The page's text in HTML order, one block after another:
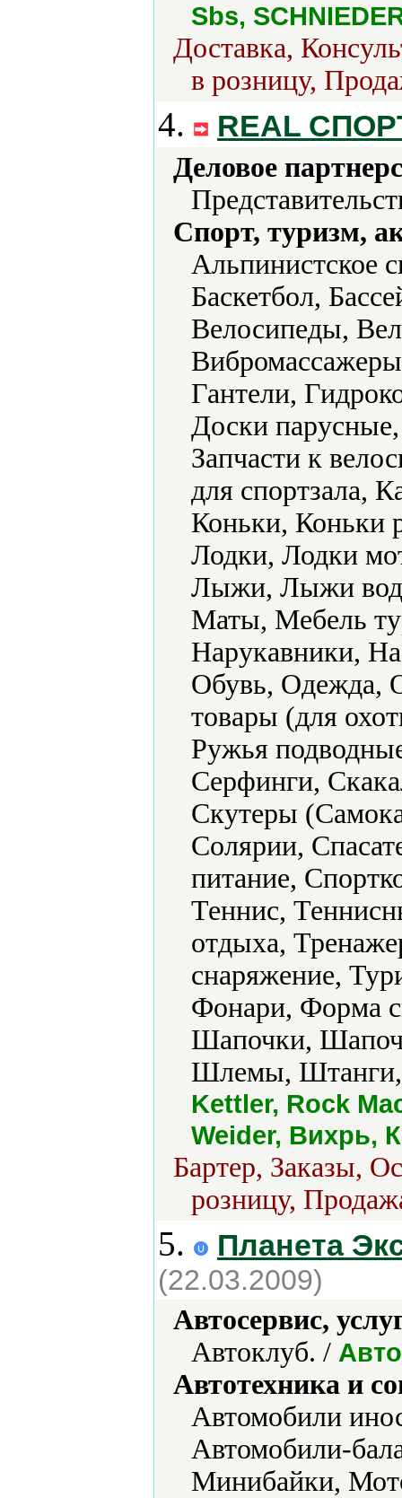
Sbs,
Доставка,
в розницу,
4. REAL
Деловое
Спорт, туризм,
Альпинистское
Баскетбол,
Велосипеды,
Гантели,
Доски
Запчасти к
для спортзала,
Коньки, Коньки
Лодки, Лодки
Лыжи, Лыжи
Маты, Мебель
Нарукавники,
Обувь, Одежда,
товары (для
Ружья
Серфинги,
Скутеры
Солярии,
питание,
Теннис,
отдыха,
снаряжение,
Фонари, Форма
Шапочки,
Шлемы, Штанги,
Kettler, Rock
Weider, Вихрь,
Бартер, Заказы,
розницу,
5. Планета
(22.03.2009)
Автосервис,
Автоклуб. /
Автотехника и
Автомобили
Автомобили-
Минибайки,